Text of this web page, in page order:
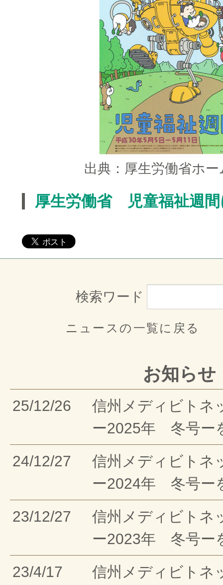
出典：厚生労働省ホ
厚生労働省 児童福祉週
検索ワード
ニュースの一覧に戻る
お知らせ
25/12/26
信州メディビトネ
ー2025年 冬号ー
24/12/27
信州メディビトネ
ー2024年 冬号ー
23/12/27
信州メディビトネ
ー2023年 冬号ー
23/4/17
信州メディビトネ